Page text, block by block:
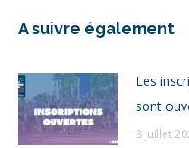
A suivre également
Les
sont
8 juillet